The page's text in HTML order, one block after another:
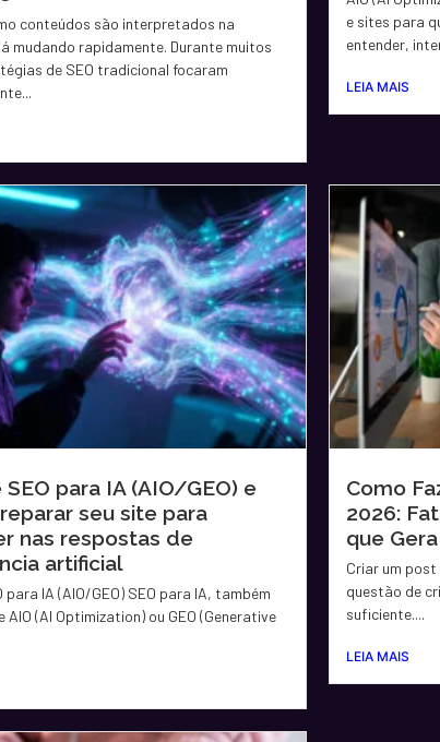
conteúdos são interpretados na
mudando rapidamente. Durante muitos
de SEO tradicional focaram
e sites para
entender,
LEIA MAIS
SEO para IA (AIO/GEO) e
seu site para
nas respostas de
artificial
para IA (AIO/GEO) SEO para IA, também
AIO (AI Optimization) ou GEO (Generative
Como
2026:
que
Criar um post
questão de
suficiente....
LEIA MAIS